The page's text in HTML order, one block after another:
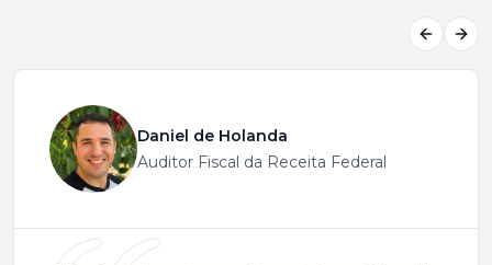
Daniel de Holanda
Auditor Fiscal da Receita Federal